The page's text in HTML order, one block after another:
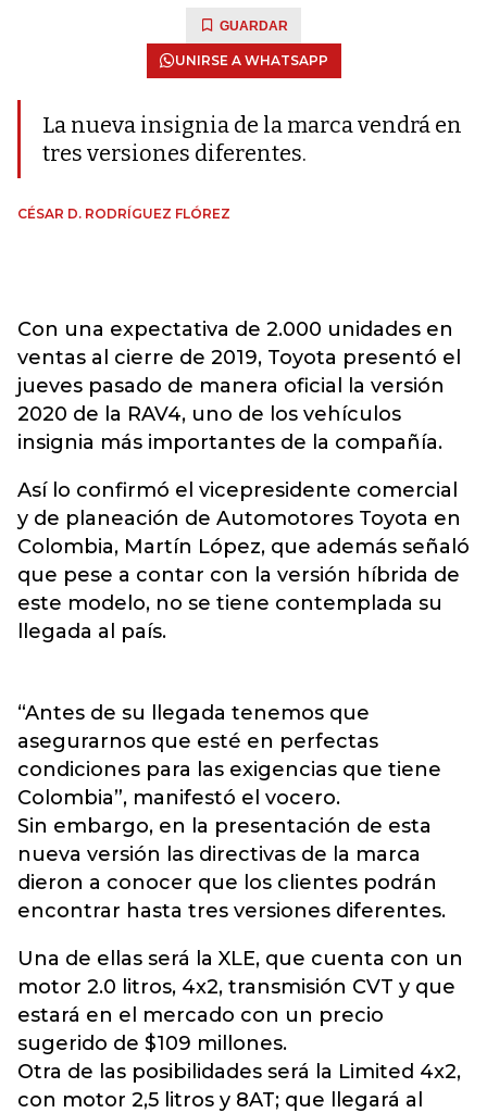
GUARDAR
UNIRSE A WHATSAPP
La nueva insignia de la marca vendrá en
tres versiones diferentes.
CÉSAR D. RODRÍGUEZ FLÓREZ
Con una expectativa de 2.000 unidades en
ventas al cierre de 2019, Toyota presentó el
jueves pasado de manera oficial la versión
2020 de la RAV4, uno de los vehículos
insignia más importantes de la compañía.
Así lo confirmó el vicepresidente comercial
y de planeación de Automotores Toyota en
Colombia, Martín López, que además señaló
que pese a contar con la versión híbrida de
este modelo, no se tiene contemplada su
llegada al país.
“Antes de su llegada tenemos que
asegurarnos que esté en perfectas
condiciones para las exigencias que tiene
Colombia”, manifestó el vocero.
Sin embargo, en la presentación de esta
nueva versión las directivas de la marca
dieron a conocer que los clientes podrán
encontrar hasta tres versiones diferentes.
Una de ellas será la XLE, que cuenta con un
motor 2.0 litros, 4x2, transmisión CVT y que
estará en el mercado con un precio
sugerido de $109 millones.
Otra de las posibilidades será la Limited 4x2,
con motor 2,5 litros y 8AT; que llegará al